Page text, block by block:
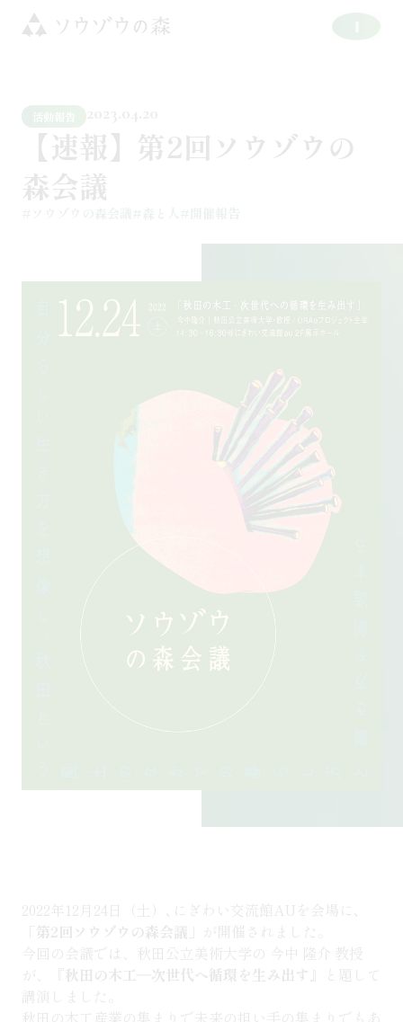
【速報】第2回ソウゾウの
森会議
2022年12月24日（土）､にぎわい交流館AUを会場に､
第2回ソウゾウの森会議 」が開催されました。
今回の会議では、秋田公立美術大学の 今中 隆介 教授
が、『 秋田の木工―次世代へ循環を生み出す 』と題して
講演しました。